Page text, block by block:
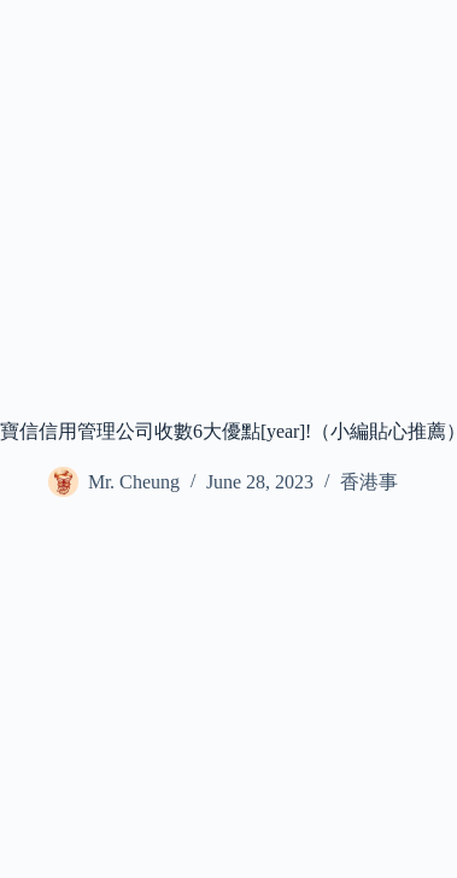
寶信信用管理公司收數6大優點[year]!（小編貼心推薦）
Mr. Cheung June 28, 2023 香港事